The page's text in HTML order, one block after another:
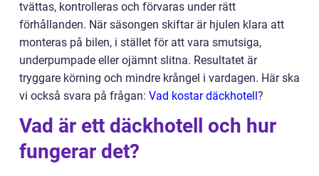
tvättas, kontrolleras och förvaras under rätt
förhållanden. När säsongen skiftar är hjulen klara att
monteras på bilen, i stället för att vara smutsiga,
underpumpade eller ojämnt slitna. Resultatet är
tryggare körning och mindre krångel i vardagen. Här ska
vi också svara på frågan: Vad kostar däckhotell?
Vad är ett däckhotell och hur
fungerar det?